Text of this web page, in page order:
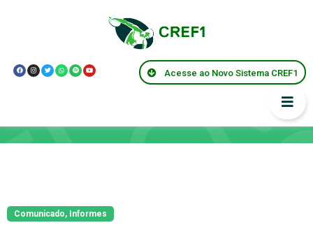
Acesse ao Novo Sistema CREF1
Comunicado, Informes